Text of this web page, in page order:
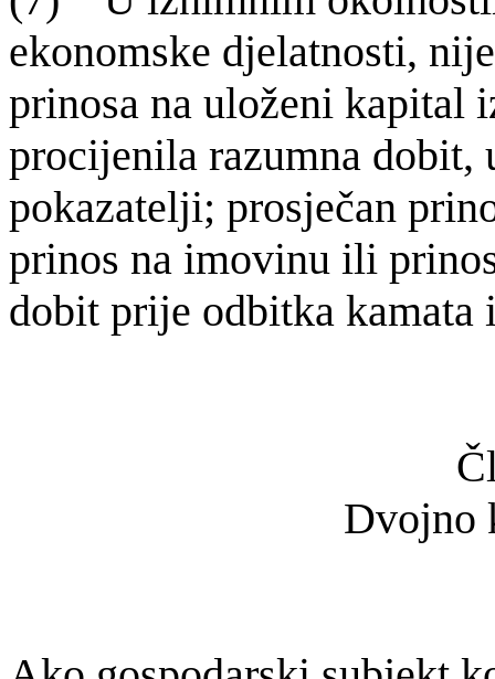
ekonomske djelatnosti,
prinosa na uloženi kapital
procijenila razumna dobit,
pokazatelji; prosječan
prinos na imovinu ili
dobit prije odbitka kamata
Dvojno